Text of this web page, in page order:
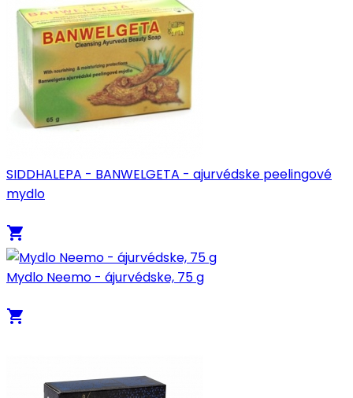
SIDDHALEPA - BANWELGETA - ajurvédske peelingové
mydlo
local_grocery_store
Mydlo Neemo - ájurvédske, 75 g
local_grocery_store